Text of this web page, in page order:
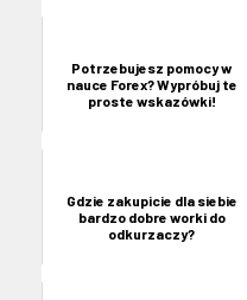
Potrzebujesz pomocy w
nauce Forex? Wypróbuj te
proste wskazówki!
Gdzie zakupicie dla siebie
bardzo dobre worki do
odkurzaczy?